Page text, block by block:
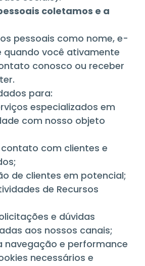
coletamos e a
pessoais como nome, e-
quando você ativamente
conosco ou receber
para:
especializados em
com nosso objeto
contato com clientes e
de clientes em potencial;
de Recursos
e dúvidas
aos nossos canais;
navegação e performance
necessários e